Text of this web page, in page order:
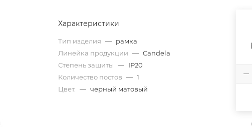
Характеристики
Тип изделия — рамка
Линейка продукции — Candela
Степень защиты — IP20
Количество постов — 1
Цвет.
— черный матовый